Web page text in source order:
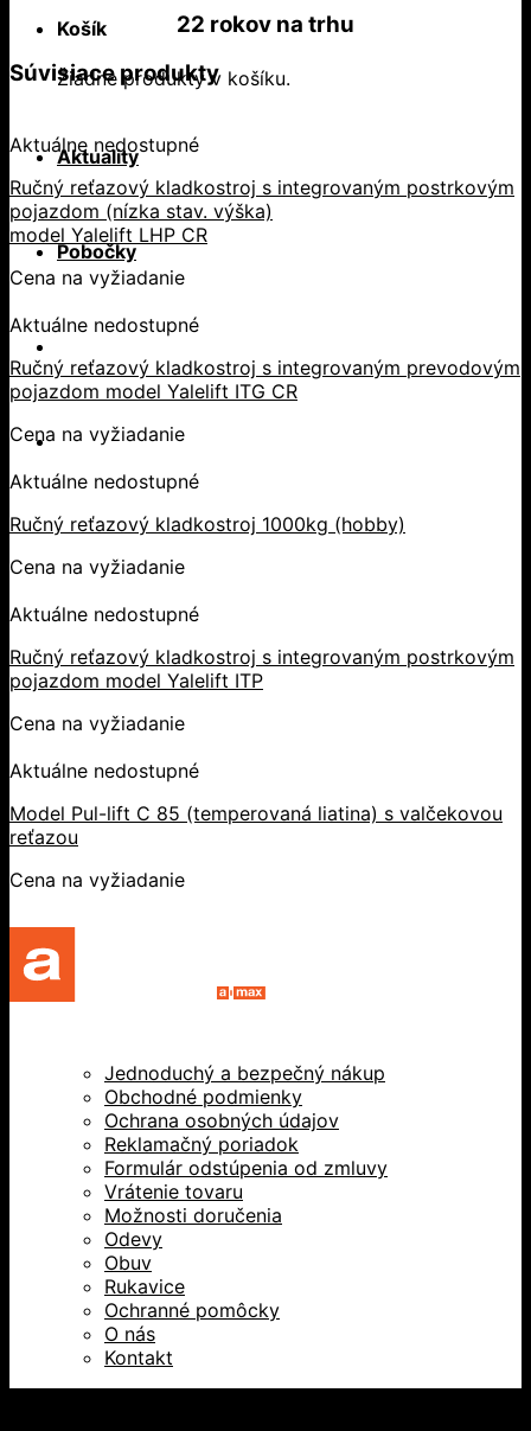
Košík
Žiadne produkty v košíku.
Aktuality
Pobočky
22 rokov na trhu
Súvisiace produkty
Aktuálne nedostupné
Ručný reťazový kladkostroj s integrovaným postrkovým
pojazdom (nízka stav. výška)
model Yalelift LHP CR
Cena na vyžiadanie
Aktuálne nedostupné
Ručný reťazový kladkostroj s integrovaným prevodovým
pojazdom model Yalelift ITG CR
Cena na vyžiadanie
Aktuálne nedostupné
Ručný reťazový kladkostroj 1000kg (hobby)
Cena na vyžiadanie
Aktuálne nedostupné
Ručný reťazový kladkostroj s integrovaným postrkovým
pojazdom model Yalelift ITP
Cena na vyžiadanie
Aktuálne nedostupné
Model Pul-lift C 85 (temperovaná liatina) s valčekovou
reťazou
Cena na vyžiadanie
Jednoduchý a bezpečný nákup
Obchodné podmienky
Ochrana osobných údajov
Reklamačný poriadok
Formulár odstúpenia od zmluvy
Vrátenie tovaru
Možnosti doručenia
Odevy
Obuv
Rukavice
Ochranné pomôcky
O nás
Kontakt